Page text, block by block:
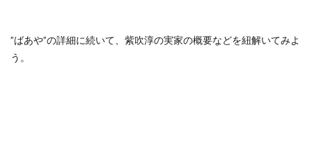
”ばあや”の詳細に続いて、紫吹淳の実家の概要などを紐解いてみよ
う。